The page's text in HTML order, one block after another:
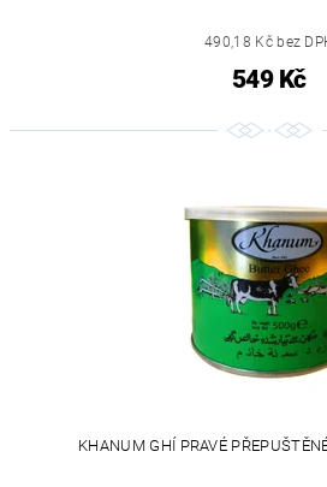
490,18 Kč bez
549 Kč
KHANUM GHÍ PRAVÉ